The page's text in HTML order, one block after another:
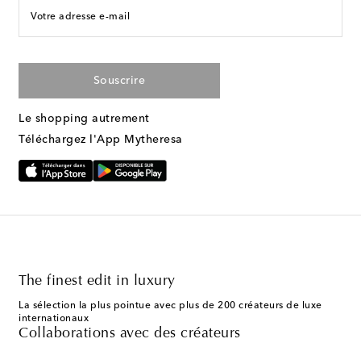
Votre adresse e-mail
Souscrire
Le shopping autrement
Téléchargez l'App Mytheresa
The finest edit in luxury
La sélection la plus pointue avec plus de 200 créateurs de luxe
internationaux
Collaborations avec des créateurs